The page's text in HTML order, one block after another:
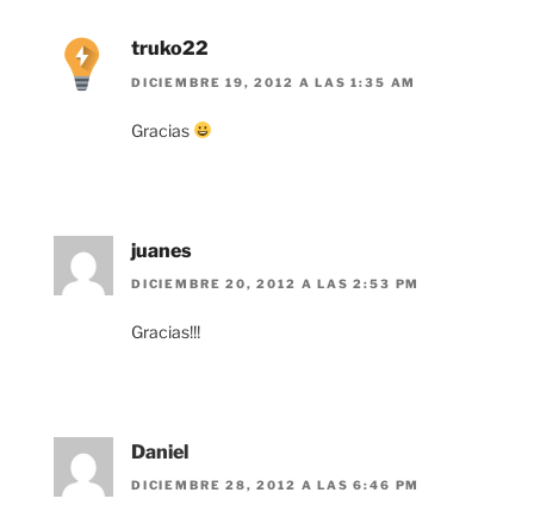
truko22
DICIEMBRE 19, 2012 A LAS 1:35 AM
Gracias
juanes
DICIEMBRE 20, 2012 A LAS 2:53 PM
Gracias!!!
Daniel
DICIEMBRE 28, 2012 A LAS 6:46 PM